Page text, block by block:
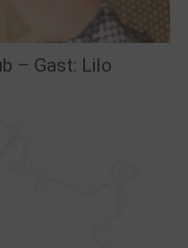
– Gast: Lilo